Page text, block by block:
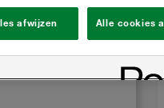
afwijzen Alle cookies